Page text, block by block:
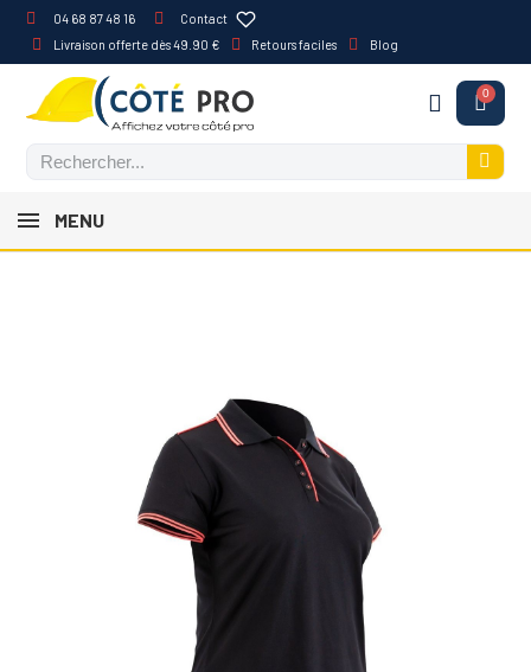
04 68 87 48 16
Contact
Livraison offerte dès 49.90 €
Retours faciles Blog
MENU